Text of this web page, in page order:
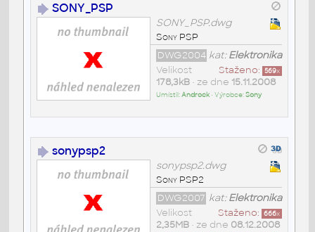
SONY_PSP
SONY_PSP.dwg
Sony PSP
kat:Elektronika
DWG2004
Staženo: 569x
Velikost
178,3kB• ze dne 15.11.2008
Umístil:Androck• Výrobce:Sony
sonypsp2
sonypsp2.dwg
Sony PSP2
kat:Elektronika
DWG2007
Staženo: 666x
Velikost
2,35MB• ze dne 08.12.2008